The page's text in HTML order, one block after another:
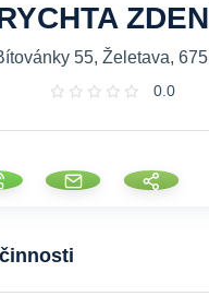
55, Želetava,
0.0